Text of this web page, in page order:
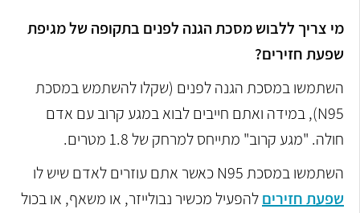
מי צריך ללבוש מסכת הגנה לפנים בתקופה של מגיפת
שפעת חזירים?
השתמשו במסכת הגנה לפנים (שקלו להשתמש במסכת
N95), במידה ואתם חייבים לבוא במגע קרוב עם אדם
חולה. "מגע קרוב" מתייחס למרחק של 1.8 מטרים.
השתמשו במסכת N95 כאשר אתם עוזרים לאדם שיש לו
שפעת חזיריםלהפעיל מכשיר נבולייזר, או משאף, או בכול